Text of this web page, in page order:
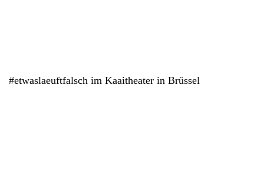
#etwaslaeuftfalsch im Kaaitheater in Brüssel